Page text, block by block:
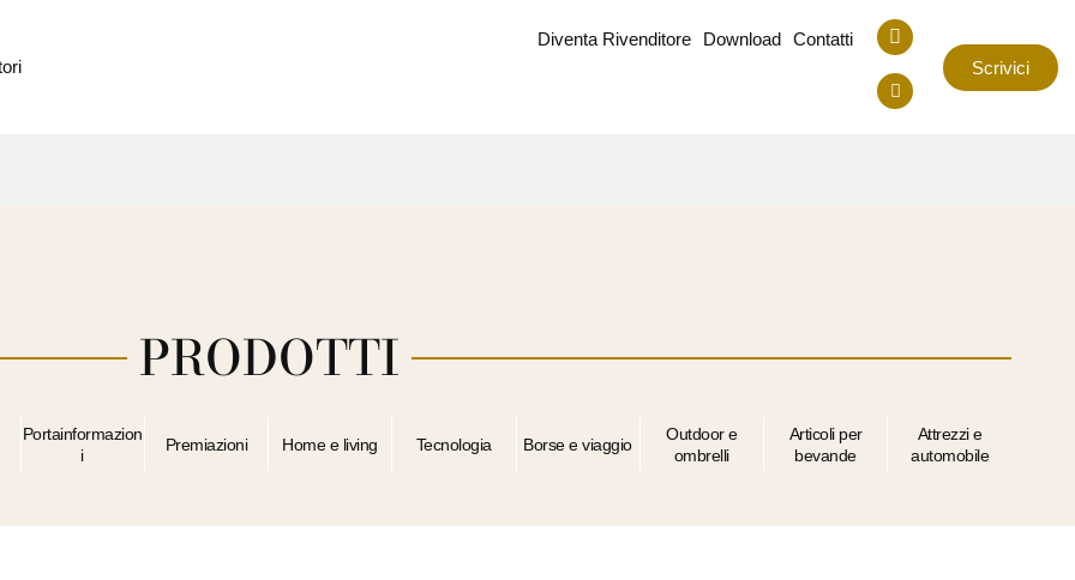
Diventa Rivenditore Download
Contatti
Scrivici
PRODOTTI
Portainformazion
i
Premiazioni Home e living Tecnologia Borse e viaggio
Outdoor e
ombrelli
Articoli per
bevande
Attrezzi e
automobile